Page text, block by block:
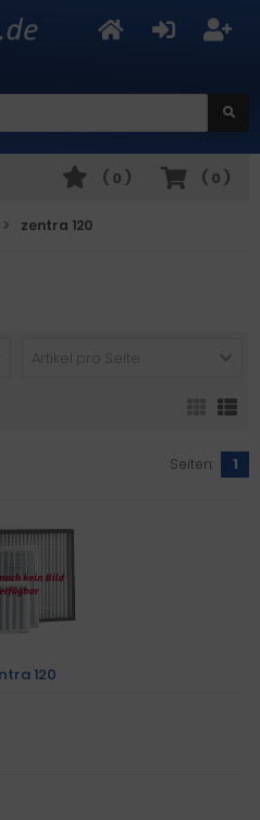
( 0 )
( 0 )
zentra 120
Artikel pro Seite
Seiten: 1
120